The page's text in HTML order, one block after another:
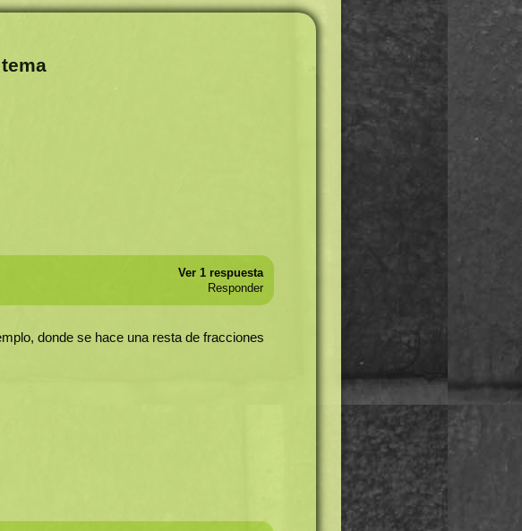
Ver 1 respuesta
Responder
donde se hace una resta de fracciones